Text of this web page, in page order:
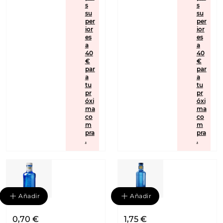
s
su
per
ior
es
a
40
€
par
a
tu
pr
óxi
ma
co
m
pra
.
s
su
per
ior
es
a
40
€
par
a
tu
pr
óxi
ma
co
m
pra
.
Añadir
0,70 €
Añadir
1,75 €